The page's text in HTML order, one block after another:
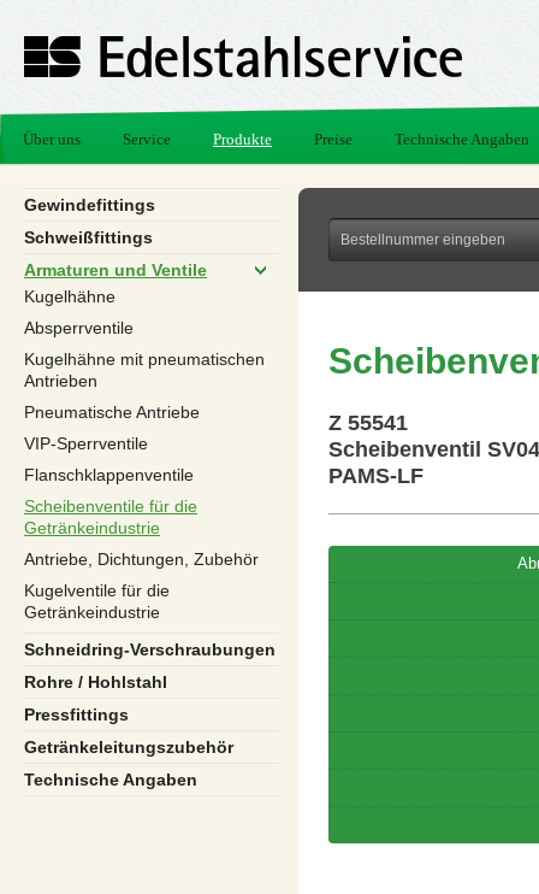
Über uns Service Produkte Preise Technische Angaben
Gewindefittings
Schweißfittings
Armaturen und Ventile
Kugelhähne
Absperrventile
Kugelhähne mit pneumatischen
Antrieben
Pneumatische Antriebe
VIP-Sperrventile
Flanschklappenventile
Scheibenventile für die
Getränkeindustrie
Antriebe, Dichtungen, Zubehör
Kugelventile für die
Getränkeindustrie
Schneidring-Verschraubungen
Rohre / Hohlstahl
Pressfittings
Getränkeleitungszubehör
Technische Angaben
Z 55541
Scheibenventil
PAMS-LF